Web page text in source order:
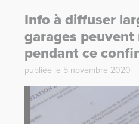
Info à diffuser
garages
pendant ce
publiée le 5 novembre 2020